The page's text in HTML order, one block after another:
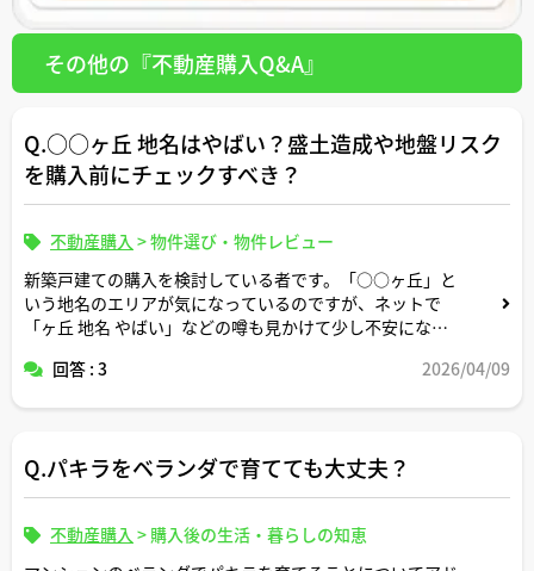
その他の『不動産購入Q&A』
Q.○○ヶ丘 地名はやばい？盛土造成や地盤リスク
を購入前にチェックすべき？
不動産購入 >物件選び・物件レビュー
新築戸建ての購入を検討している者です。「○○ヶ丘」と
いう地名のエリアが気になっているのですが、ネットで
「ヶ丘 地名 やばい」などの噂も見かけて少し不安になり
回答 : 3 2026/04/09
Q.パキラをベランダで育てても大丈夫？
不動産購入 > 購入後の生活・暮らしの知恵